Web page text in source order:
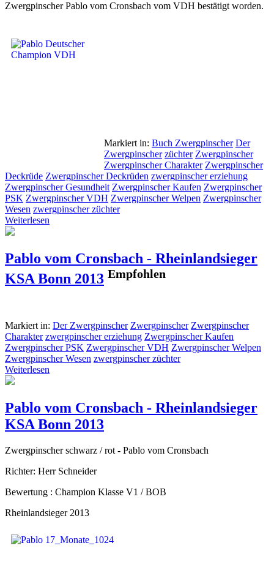
Zwergpinscher Pablo vom Cronsbach vom VDH bestätigt worden.
Markiert in: Buch Zwergpinscher Der
Zwergpinscher züchter Zwergpinscher
Zwergpinscher Charakter Zwergpinscher
Deckrüde Zwergpinscher Deckrüden zwergpinscher erziehung
Zwergpinscher Gesundheit Zwergpinscher Kaufen Zwergpinscher
PSK Zwergpinscher VDH Zwergpinscher Welpen Zwergpinscher
Wesen zwergpinscher züchter
Weiterlesen
Pablo vom Cronsbach - Rheinlandsieger
KSA Bonn 2013 Empfohlen
Markiert in: Der Zwergpinscher Zwergpinscher Zwergpinscher
Charakter zwergpinscher erziehung Zwergpinscher Kaufen
Zwergpinscher PSK Zwergpinscher VDH Zwergpinscher Welpen
Zwergpinscher Wesen zwergpinscher züchter
Weiterlesen
Pablo vom Cronsbach - Rheinlandsieger
KSA Bonn 2013
Zwergpinscher schwarz / rot - Pablo vom Cronsbach
Richter: Herr Schneider
Bewertung : Champion Klasse V1 / BOB
Rheinlandsieger 2013